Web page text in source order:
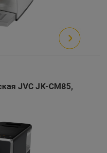
JVC JK-CM85,